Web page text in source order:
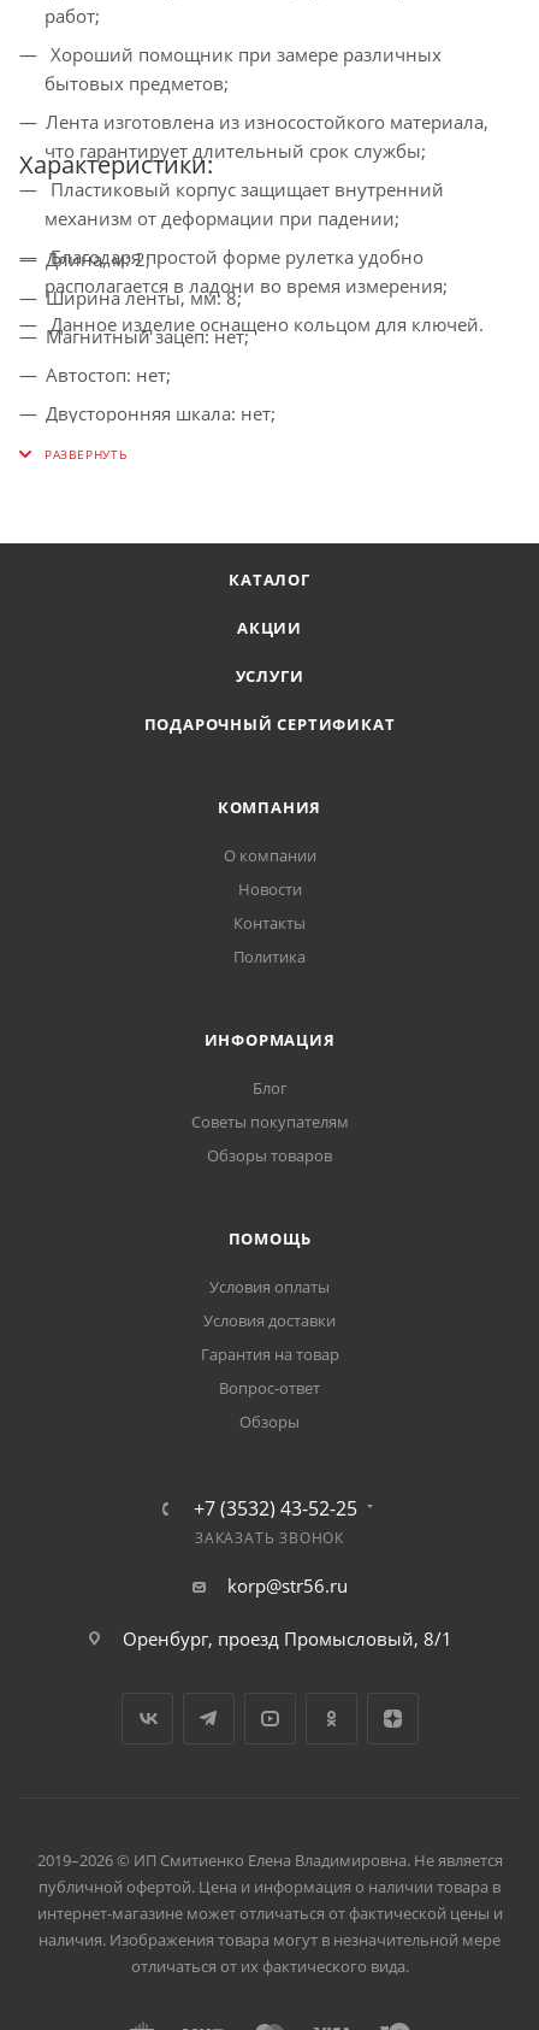
работ;
Хороший помощник при замере различных
бытовых предметов;
Лента изготовлена из износостойкого материала,
что гарантирует длительный срок службы;
Пластиковый корпус защищает внутренний
механизм от деформации при падении;
Благодаря простой форме рулетка удобно
располагается в ладони во время измерения;
Данное изделие оснащено кольцом для ключей.
Характеристики:
Длина, м: 2;
Ширина ленты, мм: 8;
Магнитный зацеп: нет;
Автостоп: нет;
Двусторонняя шкала: нет;
Тип: рулетка;
КАТАЛОГ
АКЦИИ
УСЛУГИ
ПОДАРОЧНЫЙ СЕРТИФИКАТ
КОМПАНИЯ
О компании
Новости
Контакты
Политика
ИНФОРМАЦИЯ
Блог
Советы покупателям
Обзоры товаров
ПОМОЩЬ
Условия оплаты
Условия доставки
Гарантия на товар
Вопрос-ответ
Обзоры
+7 (3532) 43-52-25
ЗАКАЗАТЬ ЗВОНОК
korp@str56.ru
Оренбург, проезд Промысловый, 8/1
2019–2026 © ИП Смитиенко Елена Владимировна. Не является
публичной офертой. Цена и информация о наличии товара в
интернет-магазине может отличаться от фактической цены и
наличия. Изображения товара могут в незначительной мере
отличаться от их фактического вида.